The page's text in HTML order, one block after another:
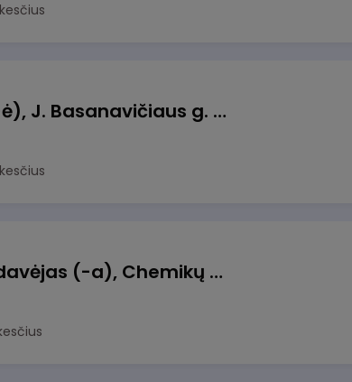
Pamainos vadovas (-ė), J. Basanavičiaus g. 6, Jonava
Kasininkas (-ė) - pardavėjas (-a), Chemikų g. 1, Jonava